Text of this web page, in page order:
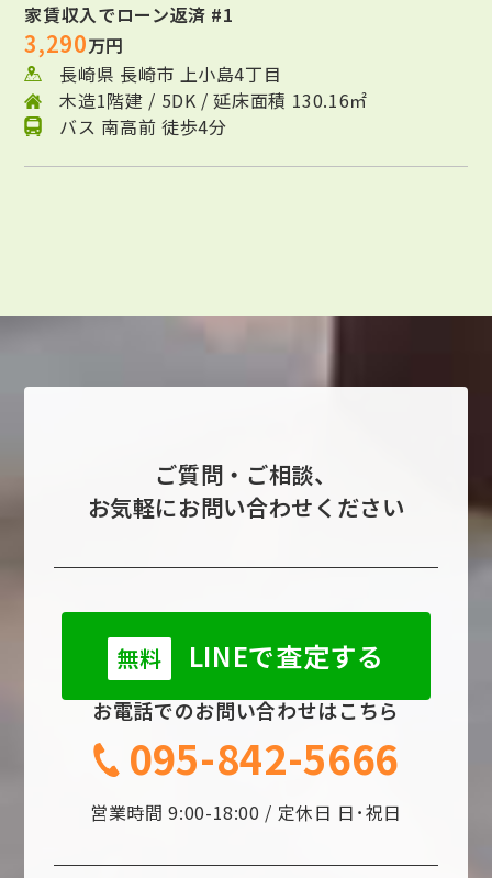
家賃収入でローン返済 #1
3,290万円
長崎県 長崎市 上小島4丁目
木造1階建 / 5DK / 延床面積 130.16㎡
バス 南高前 徒歩4分
ご質問・ご相談、
お気軽にお問い合わせください
無料 LINEで査定する
お電話でのお問い合わせはこちら
095-842-5666
営業時間 9:00-18:00 / 定休日 日･祝日